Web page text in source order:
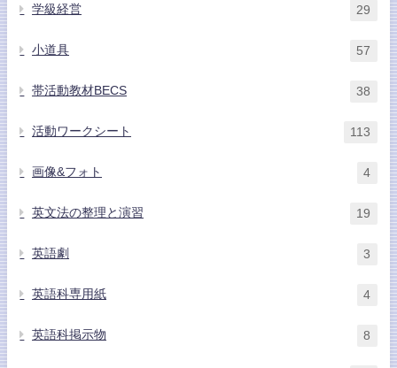
学級経営 29
小道具 57
帯活動教材BECS 38
活動ワークシート 113
画像&フォト 4
英文法の整理と演習 19
英語劇 3
英語科専用紙 4
英語科掲示物 8